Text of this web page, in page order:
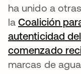
ha unido a
laCoalición
autenticidad
comenzado
marcas de